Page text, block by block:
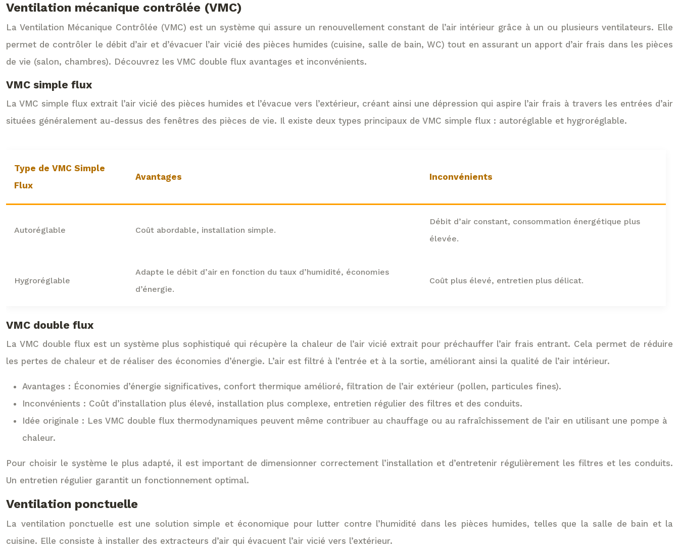
Ventilation mécanique contrôlée (VMC)
La Ventilation Mécanique Contrôlée (VMC) est un système qui assure un renouvellement constant de l’air intérieur grâce à un ou plusieurs ventilateurs. Elle
permet de contrôler le débit d’air et d’évacuer l’air vicié des pièces humides (cuisine, salle de bain, WC) tout en assurant un apport d’air frais dans les pièces
de vie (salon, chambres). Découvrez les VMC double flux avantages et inconvénients.
VMC simple flux
La VMC simple flux extrait l’air vicié des pièces humides et l’évacue vers l’extérieur, créant ainsi une dépression qui aspire l’air frais à travers les entrées d’air
situées généralement au-dessus des fenêtres des pièces de vie. Il existe deux types principaux de VMC simple flux : autoréglable et hygroréglable.
Type de VMC Simple
Flux
Avantages Inconvénients
Autoréglable Coût abordable, installation simple.
Débit d’air constant, consommation énergétique plus
élevée.
Hygroréglable
Adapte le débit d’air en fonction du taux d’humidité, économies
d’énergie.
Coût plus élevé, entretien plus délicat.
VMC double flux
La VMC double flux est un système plus sophistiqué qui récupère la chaleur de l’air vicié extrait pour préchauffer l’air frais entrant. Cela permet de réduire
les pertes de chaleur et de réaliser des économies d’énergie. L’air est filtré à l’entrée et à la sortie, améliorant ainsi la qualité de l’air intérieur.
Avantages : Économies d’énergie significatives, confort thermique amélioré, filtration de l’air extérieur (pollen, particules fines).
Inconvénients : Coût d’installation plus élevé, installation plus complexe, entretien régulier des filtres et des conduits.
Idée originale : Les VMC double flux thermodynamiques peuvent même contribuer au chauffage ou au rafraîchissement de l’air en utilisant une pompe à
chaleur.
Pour choisir le système le plus adapté, il est important de dimensionner correctement l’installation et d’entretenir régulièrement les filtres et les conduits.
Un entretien régulier garantit un fonctionnement optimal.
Ventilation ponctuelle
La ventilation ponctuelle est une solution simple et économique pour lutter contre l’humidité dans les pièces humides, telles que la salle de bain et la
cuisine. Elle consiste à installer des extracteurs d’air qui évacuent l’air vicié vers l’extérieur.